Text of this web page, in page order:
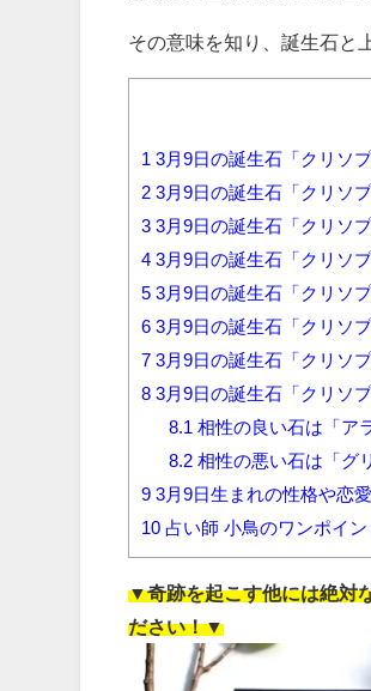
その意味を知り、誕生石と
1 3月9日の誕生石「クリソ
2 3月9日の誕生石「クリソ
3 3月9日の誕生石「クリソ
4 3月9日の誕生石「クリソ
5 3月9日の誕生石「クリソ
6 3月9日の誕生石「クリソ
7 3月9日の誕生石「クリソ
8 3月9日の誕生石「クリソ
8.1 相性の良い石は「ア
8.2 相性の悪い石は「グ
9 3月9日生まれの性格や恋
10 占い師 小鳥のワンポイン
▼奇跡を起こす他には絶対
ださい！▼